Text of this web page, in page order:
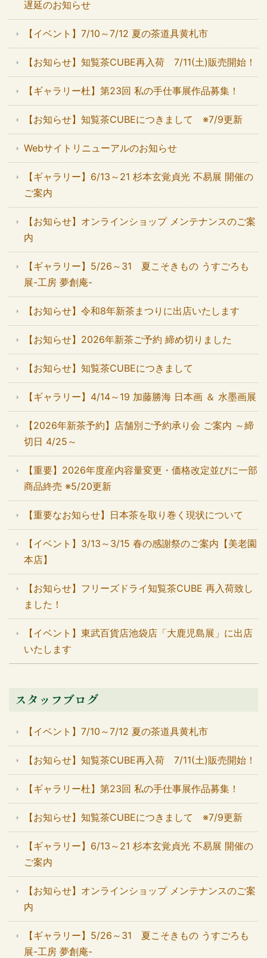
遅延のお知らせ
【イベント】7/10～7/12 夏の茶道具黄札市
【お知らせ】知覧茶CUBE再入荷 7/11(土)販売開始！
【ギャラリー杜】第23回 私の手仕事展作品募集！
【お知らせ】知覧茶CUBEにつきまして ※7/9更新
Webサイトリニューアルのお知らせ
【ギャラリー】6/13～21 杉本玄覚貞光 不易展 開催の
ご案内
【お知らせ】オンラインショップ メンテナンスのご案
内
【ギャラリー】5/26～31 夏こそきもの うすごろも
展-工房 夢創庵-
【お知らせ】令和8年新茶まつりに出店いたします
【お知らせ】2026年新茶ご予約 締め切りました
【お知らせ】知覧茶CUBEにつきまして
【ギャラリー】4/14～19 加藤勝海 日本画 ＆ 水墨画展
【2026年新茶予約】店舗別ご予約承り会 ご案内 ～締
切日 4/25～
【重要】2026年度産内容量変更・価格改定並びに一部
商品終売 ※5/20更新
【重要なお知らせ】日本茶を取り巻く現状について
【イベント】3/13～3/15 春の感謝祭のご案内【美老園
本店】
【お知らせ】フリーズドライ知覧茶CUBE 再入荷致し
ました！
【イベント】東武百貨店池袋店「大鹿児島展」に出店
いたします
スタッフブログ
【イベント】7/10～7/12 夏の茶道具黄札市
【お知らせ】知覧茶CUBE再入荷 7/11(土)販売開始！
【ギャラリー杜】第23回 私の手仕事展作品募集！
【お知らせ】知覧茶CUBEにつきまして ※7/9更新
【ギャラリー】6/13～21 杉本玄覚貞光 不易展 開催の
ご案内
【お知らせ】オンラインショップ メンテナンスのご案
内
【ギャラリー】5/26～31 夏こそきもの うすごろも
展-工房 夢創庵-